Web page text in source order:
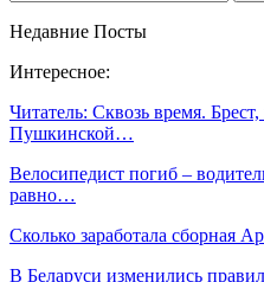
Недавние Посты
Интересное:
Читатель: Сквозь время.
Пушкинской…
Велосипедист погиб –
равно…
Сколько заработала сборная
В Беларуси изменились